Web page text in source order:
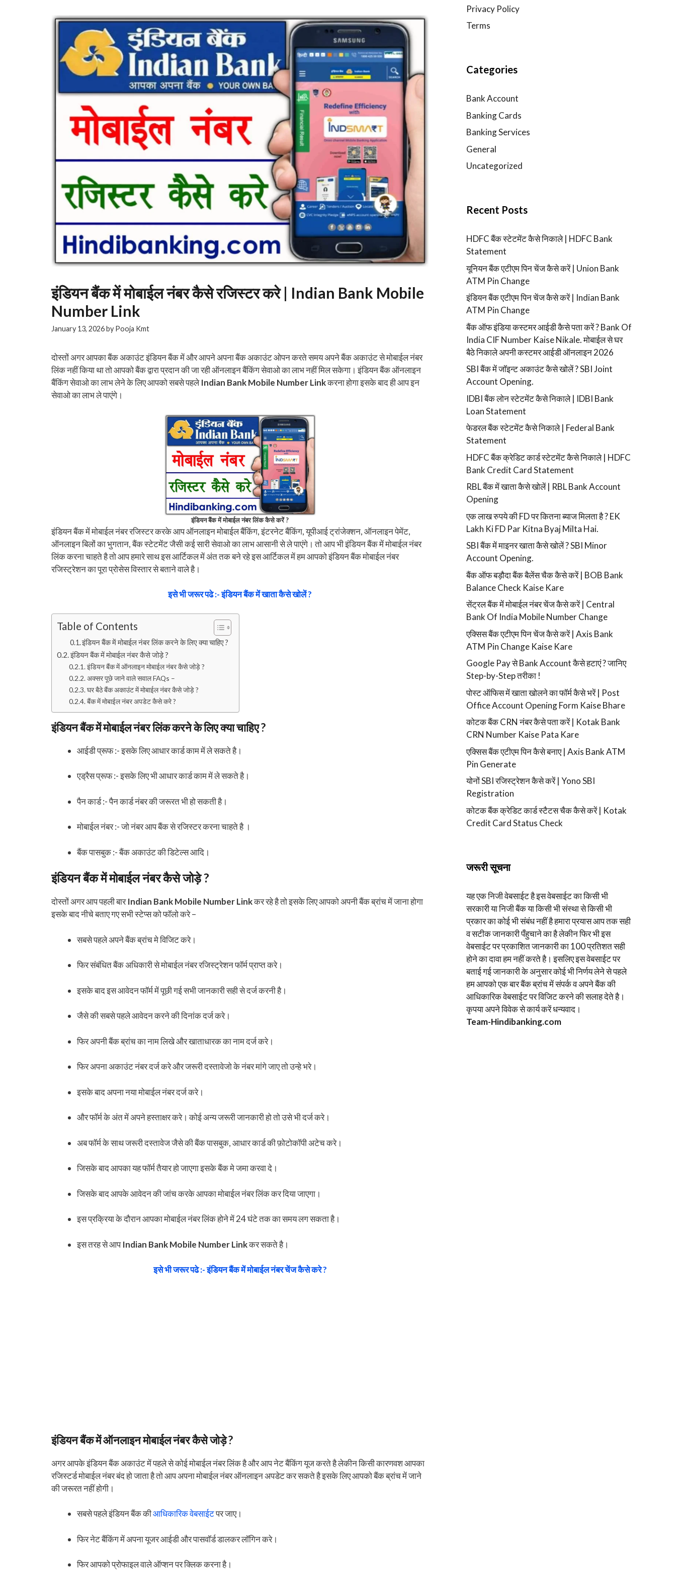
इंडियन बैंक में मोबाईल नंबर कैसे रजिस्टर करे | Indian Bank Mobile
Number Link
January 13, 2026 by Pooja Kmt
दोस्तों अगर आपका बैंक अकाउंट इंडियन बैंक में और आपने अपना बैंक अकाउंट ओपन करते समय अपने बैंक अकाउंट से मोबाईल नंबर
लिंक नहीं किया था तो आपको बैंक द्वारा प्रदान की जा रही ऑनलाइन बैंकिंग सेवाओ का लाभ नहीं मिल सकेगा। इंडियन बैंक ऑनलाइन
बैंकिंग सेवाओ का लाभ लेने के लिए आपको सबसे पहलेIndian Bank Mobile Number Linkकरना होगा इसके बाद ही आप इन
सेवाओ का लाभ ले पाएंगे।
इंडियन बैंक में मोबाईल नंबर लिंक कैसे करें ?
इंडियन बैंक में मोबाईल नंबर रजिस्टर करके आप ऑनलाइन मोबाईल बैंकिंग, इंटरनेट बैंकिंग, यूपीआई ट्रांजेक्शन, ऑनलाइन पेमेंट,
ऑनलाइन बिलों का भुगतान, बैंक स्टेटमेंट जैसी कई सारी सेवाओ का लाभ आसानी से ले पाएंगे। तो आप भी इंडियन बैंक में मोबाईल नंबर
लिंक करना चाहते है तो आप हमारे साथ इस आर्टिकल में अंत तक बने रहे इस आर्टिकल में हम आपको इंडियन बैंक मोबाईल नंबर
रजिस्ट्रेशन का पूरा प्रोसेस विस्तार से बताने वाले है।
इसे भी जरूर पढे :- इंडियन बैंक में खाता कैसे खोलें ?
Table of Contents
इंडियन बैंक में मोबाईल नंबर लिंक करने के लिए क्या चाहिए ?
इंडियन बैंक में मोबाईल नंबर कैसे जोड़े ?
इंडियन बैंक में ऑनलाइन मोबाईल नंबर कैसे जोड़े ?
अक्सर पूछे जाने वाले सवाल FAQs –
घर बैठे बैंक अकाउंट में मोबाईल नंबर कैसे जोड़े ?
बैंक में मोबाईल नंबर अपडेट कैसे करे ?
इंडियन बैंक में मोबाईल नंबर लिंक करने के लिए क्या चाहिए ?
आईडी प्रूफ :- इसके लिए आधार कार्ड काम में ले सकते है।
एड्रैस प्रूफ :- इसके लिए भी आधार कार्ड काम में ले सकते है।
पैन कार्ड :- पैन कार्ड नंबर की जरूरत भी हो सकती है।
मोबाईल नंबर :- जो नंबर आप बैंक से रजिस्टर करना चाहते है ।
बैंक पासबुक :- बैंक अकाउंट की डिटेल्स आदि।
इंडियन बैंक में मोबाईल नंबर कैसे जोड़े ?
दोस्तों अगर आप पहली बारIndian Bank Mobile Number Linkकर रहे है तो इसके लिए आपको अपनी बैंक ब्रांच में जाना होगा
इसके बाद नीचे बताए गए सभी स्टेप्स को फॉलो करे –
सबसे पहले अपने बैंक ब्रांच मे विजिट करे।
फिर संबंधित बैंक अधिकारी से मोबाईल नंबर रजिस्ट्रेशन फॉर्म प्राप्त करे।
इसके बाद इस आवेदन फॉर्म में पूछी गई सभी जानकारी सही से दर्ज करनी है।
जैसे की सबसे पहले आवेदन करने की दिनांक दर्ज करे।
फिर अपनी बैंक ब्रांच का नाम लिखे और खाताधारक का नाम दर्ज करे।
फिर अपना अकाउंट नंबर दर्ज करे और जरूरी दस्तावेजो के नंबर मांगे जाए तो उन्हे भरे।
इसके बाद अपना नया मोबाईल नंबर दर्ज करे।
और फॉर्म के अंत में अपने हस्ताक्षर करे। कोई अन्य जरूरी जानकारी हो तो उसे भी दर्ज करे।
अब फॉर्म के साथ जरूरी दस्तावेज जैसे की बैंक पासबुक, आधार कार्ड की फ़ोटोकॉपी अटेच करे।
जिसके बाद आपका यह फॉर्म तैयार हो जाएगा इसके बैंक मे जमा करवा दे।
जिसके बाद आपके आवेदन की जांच करके आपका मोबाईल नंबर लिंक कर दिया जाएगा।
इस प्रक्रिया के दौरान आपका मोबाईल नंबर लिंक होने में 24 घंटे तक का समय लग सकता है।
इस तरह से आपIndian Bank Mobile Number Linkकर सकते है।
इसे भी जरूर पढे :- इंडियन बैंक में मोबाईल नंबर चेंज कैसे करे ?
इंडियन बैंक में ऑनलाइन मोबाईल नंबर कैसे जोड़े ?
अगर आपके इंडियन बैंक अकाउंट में पहले से कोई मोबाईल नंबर लिंक है और आप नेट बैंकिंग यूज करते है लेकीन किसी कारणवश आपका
रजिस्टर्ड मोबाईल नंबर बंद हो जाता है तो आप अपना मोबाईल नंबर ऑनलाइन अपडेट कर सकते है इसके लिए आपको बैंक ब्रांच में जाने
की जरूरत नहीं होगी।
सबसे पहले इंडियन बैंक कीआधिकारिक वेबसाईटपर जाए।
फिर नेट बैंकिंग में अपना यूजर आईडी और पासवॉर्ड डालकर लॉगिन करे।
फिर आपको प्रोफाइल वाले ऑप्शन पर क्लिक करना है।
Privacy Policy
Terms
Categories
Bank Account
Banking Cards
Banking Services
General
Uncategorized
Recent Posts
HDFC बैंक स्टेटमेंट कैसे निकाले | HDFC Bank
Statement
यूनियन बैंक एटीएम पिन चेंज कैसे करें | Union Bank
ATM Pin Change
इंडियन बैंक एटीएम पिन चेंज कैसे करें | Indian Bank
ATM Pin Change
बैंक ऑफ इंडिया कस्टमर आईडी कैसे पता करें ? Bank Of
India CIF Number Kaise Nikale. मोबाईल से घर
बैठे निकाले अपनी कस्टमर आईडी ऑनलाइन 2026
SBI बैंक में जॉइन्ट अकाउंट कैसे खोलें ? SBI Joint
Account Opening.
IDBI बैंक लोन स्टेटमेंट कैसे निकाले | IDBI Bank
Loan Statement
फेडरल बैंक स्टेटमेंट कैसे निकाले | Federal Bank
Statement
HDFC बैंक क्रेडिट कार्ड स्टेटमेंट कैसे निकाले | HDFC
Bank Credit Card Statement
RBL बैंक में खाता कैसे खोलें | RBL Bank Account
Opening
एक लाख रुपये की FD पर कितना ब्याज मिलता है ? EK
Lakh Ki FD Par Kitna Byaj Milta Hai.
SBI बैंक में माइनर खाता कैसे खोलें ? SBI Minor
Account Opening.
बैंक ऑफ बड़ौदा बैंक बैलेंस चैक कैसे करें | BOB Bank
Balance Check Kaise Kare
सेंट्रल बैंक में मोबाईल नंबर चेंज कैसे करें | Central
Bank Of India Mobile Number Change
एक्सिस बैंक एटीएम पिन चेंज कैसे करें | Axis Bank
ATM Pin Change Kaise Kare
Google Pay से Bank Account कैसे हटाएं ? जानिए
Step-by-Step तरीका !
पोस्ट ऑफिस में खाता खोलने का फॉर्म कैसे भरें | Post
Office Account Opening Form Kaise Bhare
कोटक बैंक CRN नंबर कैसे पता करें | Kotak Bank
CRN Number Kaise Pata Kare
एक्सिस बैंक एटीएम पिन कैसे बनाए | Axis Bank ATM
Pin Generate
योनों SBI रजिस्ट्रेशन कैसे करें | Yono SBI
Registration
कोटक बैंक क्रेडिट कार्ड स्टैटस चैक कैसे करें | Kotak
Credit Card Status Check
जरूरी सूचना
यह एक निजी वेबसाईट है इस वेबसाईट का किसी भी
सरकारी या निजी बैंक या किसी भी संस्था से किसी भी
प्रकार का कोई भी संबंध नहीं है हमारा प्रयास आप तक सही
व सटीक जानकारी पँहुचाने का है लेकीन फिर भी इस
वेबसाईट पर प्रकाशित जानकारी का 100 प्रतिशत सही
होने का दावा हम नहीं करते है। इसलिए इस वेबसाईट पर
बताई गई जानकारी के अनुसार कोई भी निर्णय लेने से पहले
हम आपको एक बार बैंक ब्रांच में संपर्क व अपने बैंक की
आधिकारिक वेबसाईट पर विजिट करने की सलाह देते है।
कृपया अपने विवेक से कार्य करें धन्यवाद।
Team-Hindibanking.com